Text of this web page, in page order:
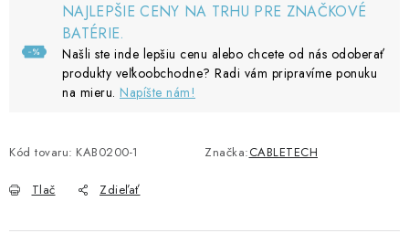
NAJLEPŠIE CENY NA TRHU PRE ZNAČKOVÉ
BATÉRIE.
Našli ste inde lepšiu cenu alebo chcete od nás odoberať
produkty veľkoobchodne? Radi vám pripravíme ponuku
na mieru. Napíšte nám!
Kód tovaru: KAB0200-1 Značka:CABLETECH
Tlač Zdieľať